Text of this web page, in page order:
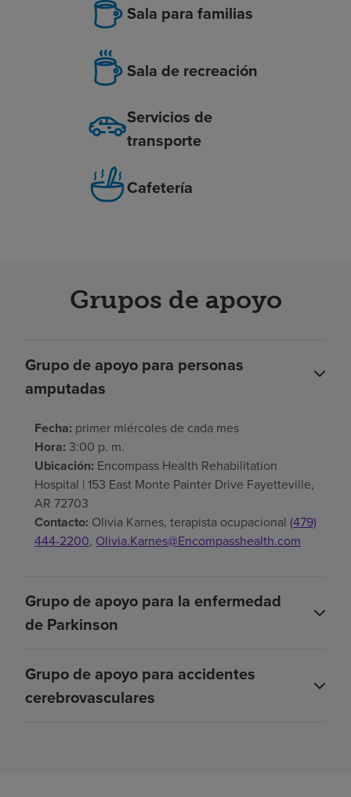
Sala para familias
Sala de recreación
Servicios de
transporte
Cafetería
Grupos de apoyo
Grupo de apoyo para personas
amputadas
Fecha: primer miércoles de cada mes
Hora: 3:00 p. m.
Ubicación: Encompass Health Rehabilitation
Hospital | 153 East Monte Painter Drive Fayetteville,
AR 72703
Contacto: Olivia Karnes, terapista ocupacional (479)
444-2200, Olivia.Karnes@Encompasshealth.com
Grupo de apoyo para la enfermedad
de Parkinson
Grupo de apoyo para accidentes
cerebrovasculares